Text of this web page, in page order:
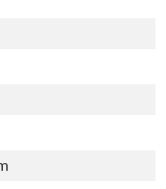
bạn có thể ghi âm trước tin nhắn
phát tin nhắn đó khi phát hiện
suốt ngày đêm
vệ chủ động hàng đầu của
thời tiết khắc nghiệt